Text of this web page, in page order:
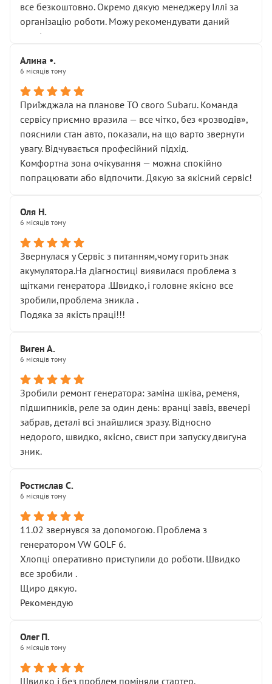
все безкоштовно. Окремо дякую менеджеру Іллі за
організацію роботи. Можу рекомендувати даний
сервіс.
Алина •.
6 місяців тому
Приїжджала на планове ТО свого Subaru. Команда
сервісу приємно вразила — все чітко, без «розводів»,
пояснили стан авто, показали, на що варто звернути
увагу. Відчувається професійний підхід.
Комфортна зона очікування — можна спокійно
попрацювати або відпочити. Дякую за якісний сервіс!
Оля Н.
6 місяців тому
Звернулася у Сервіс з питанням,чому горить знак
акумулятора.На діагностиці виявилася проблема з
щітками генератора .Швидко,і головне якісно все
зробили,проблема зникла .
Подяка за якість праці!!!
Виген А.
6 місяців тому
Зробили ремонт генератора: заміна шківа, ременя,
підшипників, реле за один день: вранці завіз, ввечері
забрав, деталі всі знайшлися зразу. Відносно
недорого, швидко, якісно, свист при запуску двигуна
зник.
Ростислав С.
6 місяців тому
11.02 звернувся за допомогою. Проблема з
генератором VW GOLF 6.
Хлопці оперативно приступили до роботи. Швидко
все зробили .
Щиро дякую.
Рекомендую
Олег П.
6 місяців тому
Швидко і без проблем поміняли стартер.